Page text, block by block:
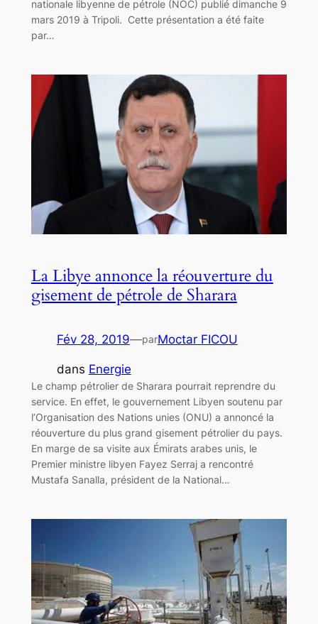
nationale libyenne de pétrole (NOC) publié dimanche 9
mars 2019 à Tripoli. Cette présentation a été faite
par…
La Libye annonce la réouverture du
gisement de pétrole de Sharara
Fév 28, 2019—parMoctar FICOU
dans Energie
Le champ pétrolier de Sharara pourrait reprendre du
service. En effet, le gouvernement Libyen soutenu par
l’Organisation des Nations unies (ONU) a annoncé la
réouverture du plus grand gisement pétrolier du pays.
En marge de sa visite aux Émirats arabes unis, le
Premier ministre libyen Fayez Serraj a rencontré
Mustafa Sanalla, président de la National…